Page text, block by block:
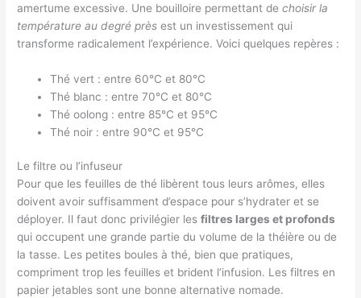
amertume excessive. Une bouilloire permettant dechoisir la
température au degré près est un investissement qui
transforme radicalement l’expérience. Voici quelques repères :
Thé vert : entre 60°C et 80°C
Thé blanc : entre 70°C et 80°C
Thé oolong : entre 85°C et 95°C
Thé noir : entre 90°C et 95°C
Le filtre ou l’infuseur
Pour que les feuilles de thé libèrent tous leurs arômes, elles
doivent avoir suffisamment d’espace pour s’hydrater et se
déployer. Il faut donc privilégier lesfiltres larges et profonds
qui occupent une grande partie du volume de la théière ou de
la tasse. Les petites boules à thé, bien que pratiques,
compriment trop les feuilles et brident l’infusion. Les filtres en
papier jetables sont une bonne alternative nomade.